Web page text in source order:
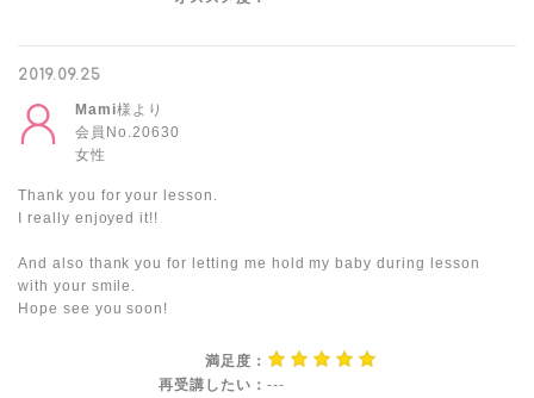
2019.09.25
Mami様より
会員No.20630
女性
Thank you for your lesson.
I really enjoyed it!!
And also thank you for letting me hold my baby during lesson
with your smile.
Hope see you soon!
満足度：
再受講したい： ---